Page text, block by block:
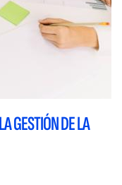
GESTIÓN DE LA